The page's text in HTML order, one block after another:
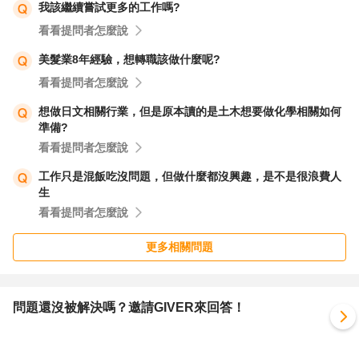
我該繼續嘗試更多的工作嗎?
看看提問者怎麼說
美髮業8年經驗，想轉職該做什麼呢?
看看提問者怎麼說
想做日文相關行業，但是原本讀的是土木想要做化學相關如何
準備?
看看提問者怎麼說
工作只是混飯吃沒問題，但做什麼都沒興趣，是不是很浪費人
生
看看提問者怎麼說
更多相關問題
問題還沒被解決嗎？邀請GIVER來回答！